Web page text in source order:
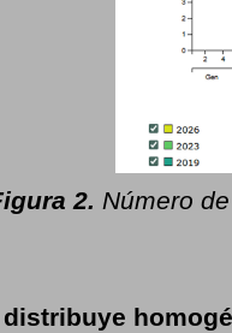
2. Número
distribuye